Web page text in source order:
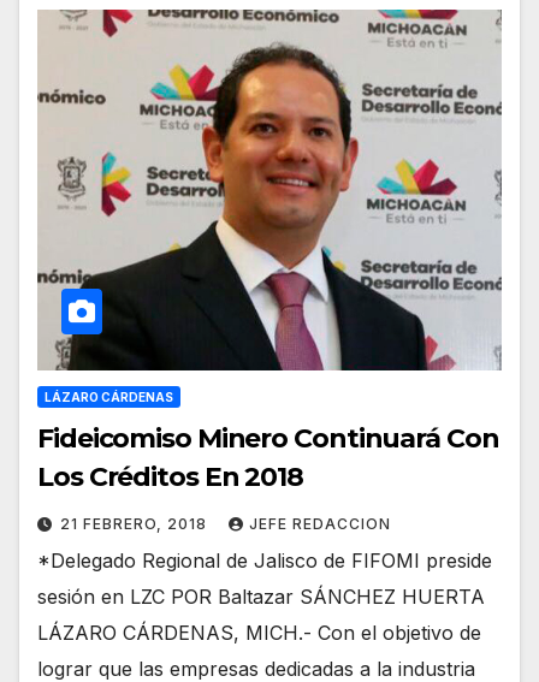
LÁZARO CÁRDENAS
Fideicomiso Minero Continuará Con
Los Créditos En 2018
21 FEBRERO, 2018 JEFE REDACCION
*Delegado Regional de Jalisco de FIFOMI preside
sesión en LZC POR Baltazar SÁNCHEZ HUERTA
LÁZARO CÁRDENAS, MICH.- Con el objetivo de
lograr que las empresas dedicadas a la industria